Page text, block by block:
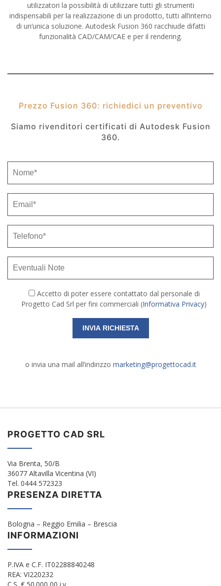
utilizzatori la possibilità di utilizzare tutti gli strumenti
indispensabili per la realizzazione di un prodotto, tutti all’interno
di un’unica soluzione. Autodesk Fusion 360 racchiude difatti
funzionalità CAD/CAM/CAE e per il rendering.
Prezzo Fusion 360: richiedici un preventivo
Siamo rivenditori certificati di Autodesk Fusion
360.
Accetto di poter essere contattato dal personale di
Progetto Cad Srl per fini commerciali (Informativa Privacy)
o invia una mail all’indirizzo marketing@progettocad.it
PROGETTO CAD SRL
Via Brenta, 50/B
36077 Altavilla Vicentina (VI)
Tel. 0444 572323
PRESENZA DIRETTA
Bologna – Reggio Emilia – Brescia
INFORMAZIONI
P.IVA e C.F. IT02288840248
REA: VI220232